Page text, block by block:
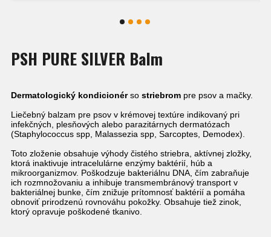
PSH PURE SILVER Balm
Dermatologický kondicionérso striebrom pre psov a mačky.
Liečebný balzam pre psov v krémovej textúre indikovaný pri
infekčných, plesňových alebo parazitárnych dermatózach
(Staphylococcus spp, Malassezia spp, Sarcoptes, Demodex).
Toto zloženie obsahuje výhody čistého striebra, aktívnej zložky,
ktorá inaktivuje intracelulárne enzýmy baktérií, húb a
mikroorganizmov. Poškodzuje bakteriálnu DNA, čím zabraňuje
ich rozmnožovaniu a inhibuje transmembránový transport v
bakteriálnej bunke, čím znižuje prítomnosť baktérií a pomáha
obnoviť prirodzenú rovnováhu pokožky. Obsahuje tiež zinok,
ktorý opravuje poškodené tkanivo.